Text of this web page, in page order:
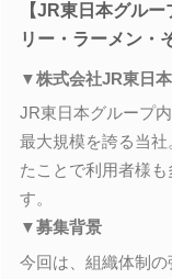
【JR東日本グル
リー・ラーメン・
▼株式会社JR東日
JR東日本グループ
最大規模を誇る当
たことで利用者様
す。
▼募集背景
今回は、組織体制の